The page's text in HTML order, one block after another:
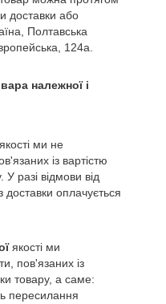
доставки або
Полтавська
124а.
належної і
якості ми не
із вартістю
У разі відмови від
доставки оплачується
якості ми
пов'язаних із
товару, а саме:
пересилання